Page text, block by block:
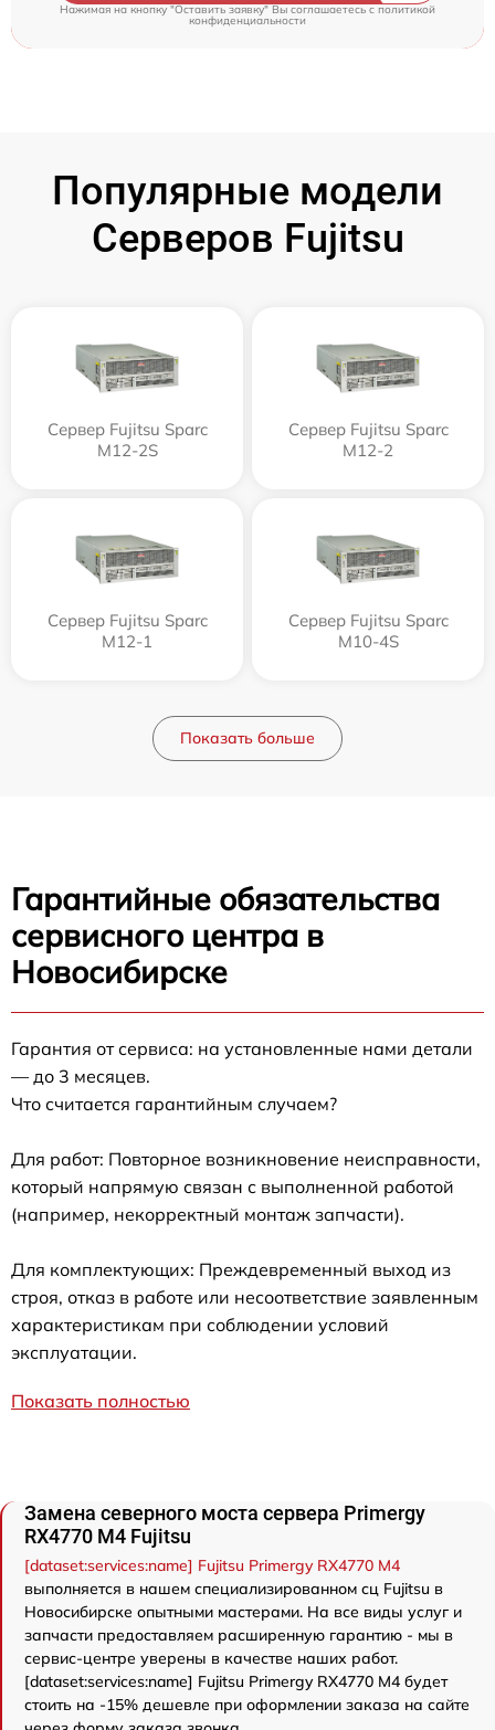
Нажимая на кнопку "Оставить заявку" Вы соглашаетесь cполитикой
конфиденциальности
Популярные модели
Серверов Fujitsu
Сервер Fujitsu Sparc
M12-2S
Сервер Fujitsu Sparc
M12-2
Сервер Fujitsu Sparc
M12-1
Сервер Fujitsu Sparc
M10-4S
Показать больше
Гарантийные обязательства
сервисного центра в
Новосибирске
Гарантия от сервиса: на установленные нами детали
— до 3 месяцев.
Что считается гарантийным случаем?
Для работ: Повторное возникновение неисправности,
который напрямую связан с выполненной работой
(например, некорректный монтаж запчасти).
Для комплектующих: Преждевременный выход из
строя, отказ в работе или несоответствие заявленным
характеристикам при соблюдении условий
эксплуатации.
Показать полностью
Замена северного моста сервера Primergy
RX4770 M4 Fujitsu
[dataset:services:name] Fujitsu Primergy RX4770 M4
выполняется в нашем специализированном сц Fujitsu в
Новосибирске опытными мастерами. На все виды услуг и
запчасти предоставляем расширенную гарантию - мы в
сервис-центре уверены в качестве наших работ.
[dataset:services:name] Fujitsu Primergy RX4770 M4 будет
стоить на -15% дешевле при оформлении заказа на сайте